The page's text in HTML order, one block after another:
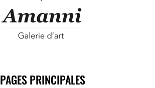
PAGES PRINCIPALES